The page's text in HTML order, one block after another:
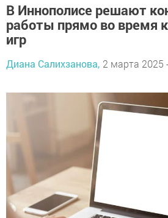
В Иннополисе решают
работы прямо во время
игр
Диана Салихзанова, 2 марта 2025